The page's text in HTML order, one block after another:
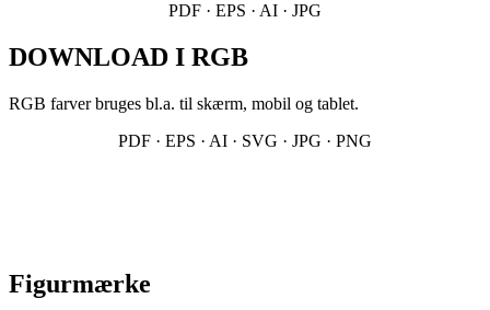
PDF · EPS · AI · JPG
DOWNLOAD I RGB
RGB farver bruges bl.a. til skærm, mobil og tablet.
PDF · EPS · AI · SVG · JPG · PNG
Figurmærke